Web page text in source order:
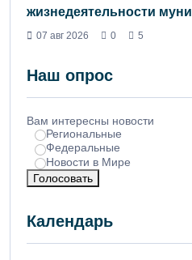
жизнедеятельности
07 авг 2026 0 5
Наш опрос
Вам интересны новости
Региональные
Федеральные
Новости в Мире
Голосовать
Календарь